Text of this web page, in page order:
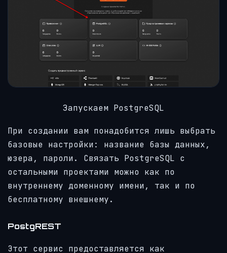
Запускаем PostgreSQL
При создании вам понадобится лишь выбрать
базовые настройки: название базы данных,
юзера, пароли. Связать PostgreSQL с
остальными проектами можно как по
внутреннему доменному имени, так и по
бесплатному внешнему.
PostgREST
Этот сервис предоставляется как